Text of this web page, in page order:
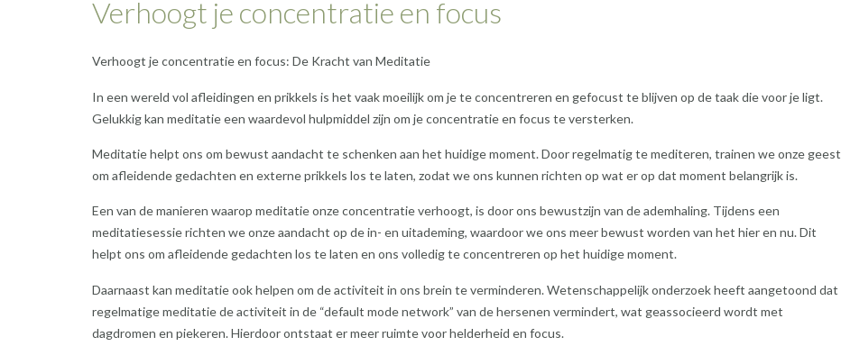
Verhoogt je concentratie en focus
Verhoogt je concentratie en focus: De Kracht van Meditatie
In een wereld vol afleidingen en prikkels is het vaak moeilijk om je te concentreren en gefocust te blijven op de taak die voor je ligt.
Gelukkig kan meditatie een waardevol hulpmiddel zijn om je concentratie en focus te versterken.
Meditatie helpt ons om bewust aandacht te schenken aan het huidige moment. Door regelmatig te mediteren, trainen we onze geest
om afleidende gedachten en externe prikkels los te laten, zodat we ons kunnen richten op wat er op dat moment belangrijk is.
Een van de manieren waarop meditatie onze concentratie verhoogt, is door ons bewustzijn van de ademhaling. Tijdens een
meditatiesessie richten we onze aandacht op de in- en uitademing, waardoor we ons meer bewust worden van het hier en nu. Dit
helpt ons om afleidende gedachten los te laten en ons volledig te concentreren op het huidige moment.
Daarnaast kan meditatie ook helpen om de activiteit in ons brein te verminderen. Wetenschappelijk onderzoek heeft aangetoond dat
regelmatige meditatie de activiteit in de “default mode network” van de hersenen vermindert, wat geassocieerd wordt met
dagdromen en piekeren. Hierdoor ontstaat er meer ruimte voor helderheid en focus.